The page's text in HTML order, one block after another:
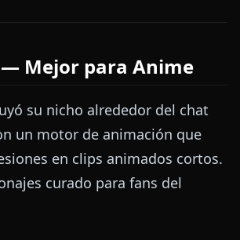
Mejor para Anime
su nicho alrededor del chat
un motor de animación que
en clips animados cortos.
curado para fans del